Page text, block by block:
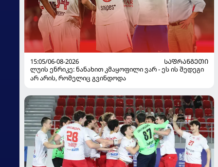
15:05/06-08-2026
ᲡᲐᲤᲠᲐᲜᲒᲔᲗᲘ
ლუის ენრიკე: ნანახით კმაყოფილი ვარ - ეს ის შედეგი
არ არის, რომელიც გვინდოდა